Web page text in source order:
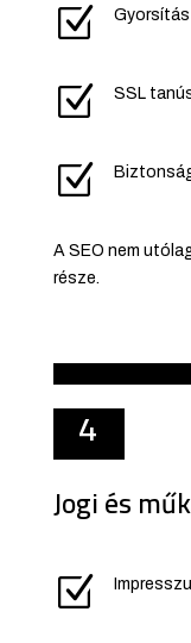
Z Gyorsítás
Z SSL
Z
A SEO nem
része.
4
Jogi és
Z